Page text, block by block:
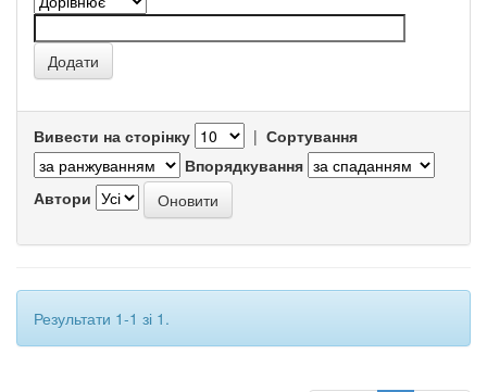
Вивести на сторінку | Сортування
Впорядкування
Автори
Результати 1-1 зі 1.